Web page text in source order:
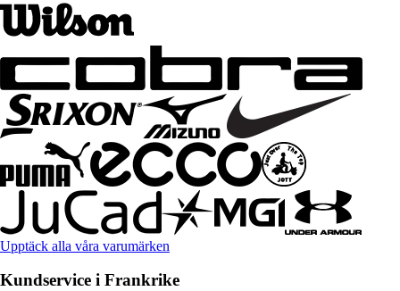
Upptäck alla våra varumärken
Kundservice i Frankrike